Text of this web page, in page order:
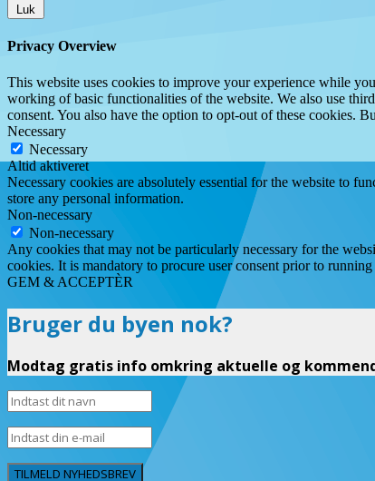
Luk
Privacy Overview
This website uses cookies to improve your experience while
working of basic functionalities of the website. We also use
consent. You also have the option to opt-out of these cookies.
Necessary
Necessary
Altid aktiveret
Necessary cookies are absolutely essential for the website to
store any personal information.
Non-necessary
Non-necessary
Any cookies that may not be particularly necessary for the
cookies. It is mandatory to procure user consent prior to
GEM & ACCEPTÈR
Bruger du byen nok?
Modtag gratis info omkring aktuelle og
TILMELD NYHEDSBREV